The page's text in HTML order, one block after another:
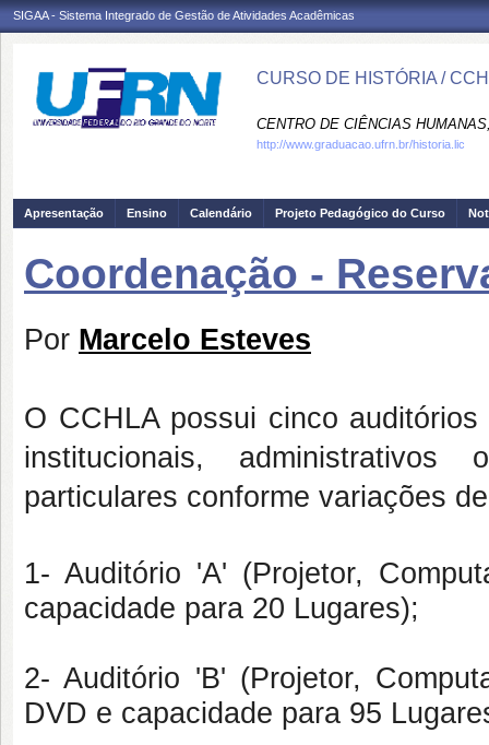
SIGAA - Sistema Integrado de Gestão de Atividades Acadêmicas
CURSO DE HISTÓRIA /
CENTRO DE CIÊNCIAS
http://www.graduacao.ufrn.br/historia.lic
Apresentação Ensino Calendário Projeto Pedagógico do Curso
Coordenação -
Por Marcelo Esteves
O CCHLA possui cinco auditórios
institucionais, administrativos
particulares conforme variações
1- Auditório 'A' (Projetor,
capacidade para 20 Lugares);
2- Auditório 'B' (Projetor,
DVD e capacidade para 95